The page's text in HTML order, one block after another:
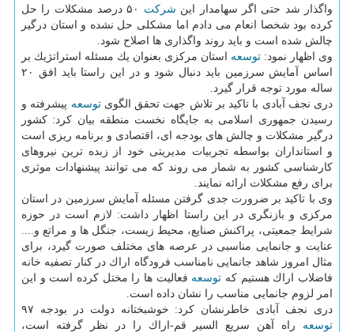
واگذار شد حتی اگر سهامدار این شركت
۵۰ درصد مشكلات را حل
كرده بود شخصا انعام می دادم اما مشكلی حل نشده و استان درگیر
چالش شده است و باید روند واگذاری ها اصلاح شود.
وی اظهار نمود: توسعه استان مركزی بعنوان یك مسئله استراتژیك بر
اساس آمایش سرزمین باید دنبال شود و در این راستا باید افق ۲۰
ساله مورد توجه قرار گیرد.
دری نجف آبادی با تاكید بر تلاش جهت تحقق الگویتوسعه پیشرفته و
رسیدن جمهوری اسلامی به جایگاه نخست منطقه بیان كرد: كشور
درگیر مشكلات و چالش های بودجه ای، اقتصادی و برنامه ریزی است
و استانداران بواسطه تجربیات مدیریتی خود از زبده ترین نیروهای
كارشناسی كشور به شمار می روند كه می توانند پیشنهادات موثری
برای رفع مشكلات ارائه نمایند.
وی با تاكید بر ضرورت جدی گرفتن مسئله آمایش سرزمین در استان
مركزی و بازنگری در این راستا اظهار داشت: لازم است در حوزه
شرایط جمعیتی، پراكنش صنایع، محیط زیست، جنگل ها و مراتع و....
عنایت و جانمایی مناسبی در عرصه های مختلف صورت گیرد، برای
مثال امروز شاهد جانمایی نامناسب فرودگاه اراك در كنار تصفیه خانه
فاضلاب اراك هستیم كه توسعه فعالیت ها را مختل كرده است و این
امر لزوم جانمایی مناسب را نشان داده است.
دری نجف آبادی خاطرنشان كرد: خوشبختانه دولت در بودجه ۹۷
توسعه راه آهن سریع السیر قم-اراك را در نظر گرفته است،